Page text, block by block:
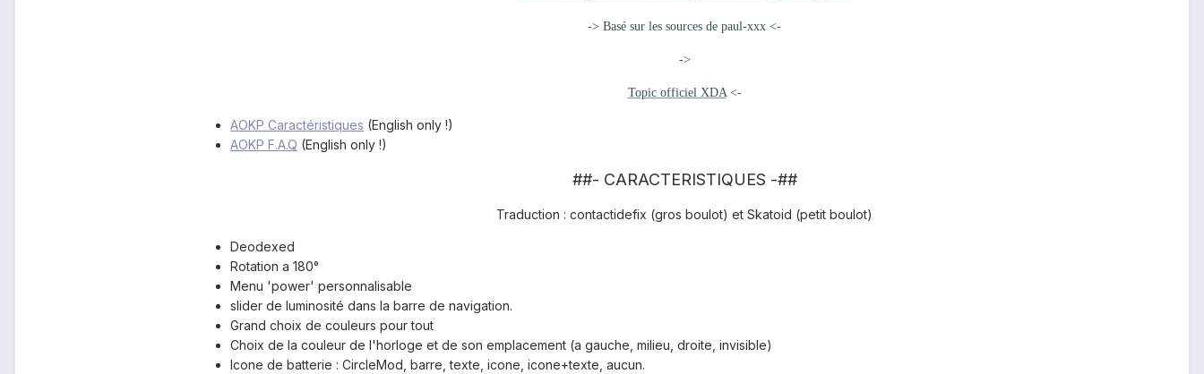
-> Basé sur les sources de paul-xxx <-
->
Topic officiel XDA<-
AOKP Caractéristiques (English only !)
AOKP F.A.Q (English only !)
##- CARACTERISTIQUES -##
Traduction : contactidefix (gros boulot) et Skatoid (petit boulot)
Deodexed
Rotation a 180°
Menu 'power' personnalisable
slider de luminosité dans la barre de navigation.
Grand choix de couleurs pour tout
Choix de la couleur de l'horloge et de son emplacement (a gauche, milieu, droite, invisible)
Icone de batterie : CircleMod, barre, texte, icone, icone+texte, aucun.